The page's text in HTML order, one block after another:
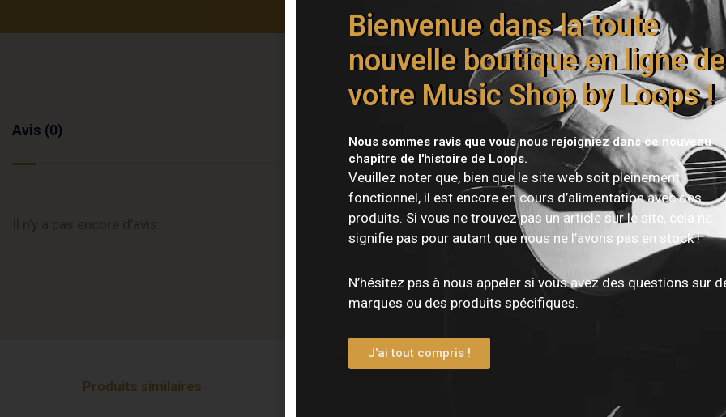
Livraison offerte dès 150€
Avis (0)
Vous devez êtreconnectépour publier un avis.
Produits similaires
Bienvenue dans la toute
nouvelle boutique en ligne de
votre Music Shop by Loops !
Nous sommes ravis que vous nous rejoigniez dans ce nouveau
chapitre de l'histoire de Loops.
Veuillez noter que, bien que le site web soit pleinement
fonctionnel, il est encore en cours d’alimentation avec des
produits. Si vous ne trouvez pas un article sur le site, cela ne
signifie pas pour autant que nous ne l’avons pas en stock !
N’hésitez pas à nous appeler si vous avez des questions sur
marques ou des produits spécifiques.
J'ai tout compris !